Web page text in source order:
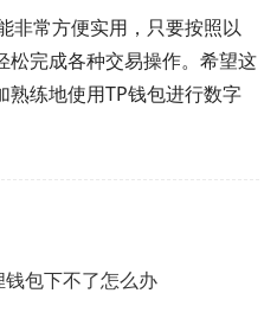
非常方便实用，只要按照以
松完成各种交易操作。希望这
练地使用TP钱包进行数字
钱包下不了怎么办